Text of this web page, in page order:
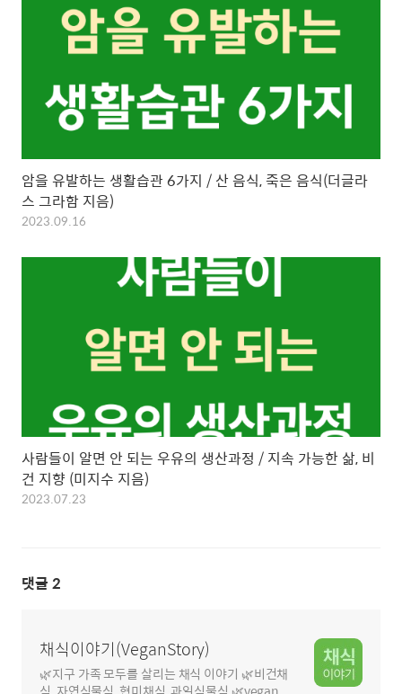
암을 유발하는 생활습관 6가지 / 산 음식, 죽은 음식(더글라
스 그라함 지음)
2023.09.16
사람들이 알면 안 되는 우유의 생산과정 / 지속 가능한 삶, 비
건 지향 (미지수 지음)
2023.07.23
댓글 2
채식이야기(VeganStory)
🌿지구 가족 모두를 살리는 채식 이야기 🌿비건채